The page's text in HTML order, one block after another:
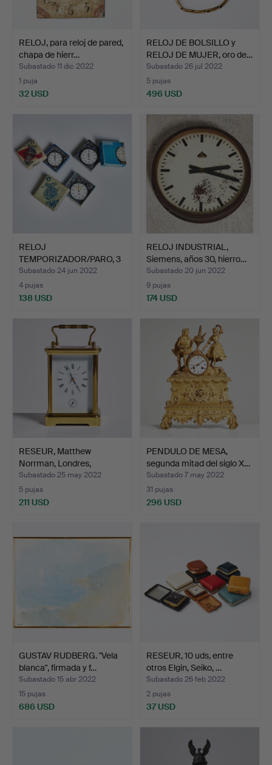
RELOJ, para reloj de pared,
chapa de hierr…
Subastado 11 dic 2022
1 puja
32 USD
RELOJ DE BOLSILLO y
RELOJ DE MUJER, oro de…
Subastado 26 jul 2022
5 pujas
496 USD
RELOJ
TEMPORIZADOR/PARO, 3
uds., "Timer", …
Subastado 24 jun 2022
4 pujas
138 USD
RELOJ INDUSTRIAL,
Siemens, años 30, hierro…
Subastado 20 jun 2022
9 pujas
174 USD
RESEUR, Matthew
Norrman, Londres,
marcado …
Subastado 25 may 2022
5 pujas
211 USD
PENDULO DE MESA,
segunda mitad del siglo X…
Subastado 7 may 2022
31 pujas
296 USD
GUSTAV RUDBERG. "Vela
blanca", firmada y f…
Subastado 15 abr 2022
15 pujas
686 USD
RESEUR, 10 uds, entre
otros Elgin, Seiko, …
Subastado 26 feb 2022
2 pujas
37 USD